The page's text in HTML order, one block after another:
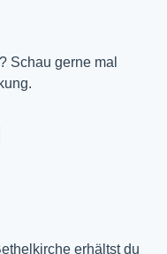
Schau gerne mal
erhältst du